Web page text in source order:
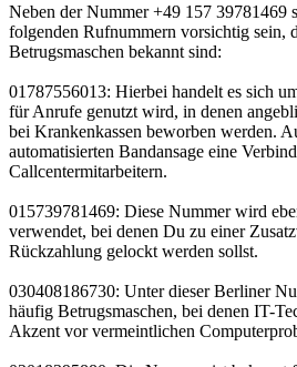
Neben der Nummer +49 157 39781469
folgenden Rufnummern vorsichtig sein,
Betrugsmaschen bekannt sind:
01787556013: Hierbei handelt es sich
für Anrufe genutzt wird, in denen
bei Krankenkassen beworben werden.
automatisierten Bandansage eine
Callcentermitarbeitern.
015739781469: Diese Nummer wird
verwendet, bei denen Du zu einer
Rückzahlung gelockt werden sollst.
030408186730: Unter dieser Berliner
häufig Betrugsmaschen, bei denen IT-
Akzent vor vermeintlichen